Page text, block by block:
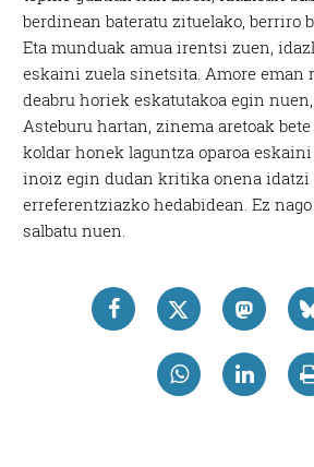
berdinean bateratu zituelako, berriro
Eta munduak amua irentsi zuen,
eskaini zuela sinetsita. Amore eman
deabru horiek eskatutakoa egin
Asteburu hartan, zinema aretoak
koldar honek laguntza oparoa
inoiz egin dudan kritika onena idatzi
erreferentziazko hedabidean. Ez
salbatu nuen.